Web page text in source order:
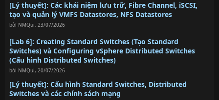
[Lý thuyết]: Các khái niệm lưu trữ, Fibre Channel, iSCSI,
tạo và quản lý VMFS Datastores, NFS Datastores
bởi NMQui, 23/07/2026
[Lab 6]: Creating Standard Switches (Tạo Standard
Switches) và Configuring vSphere Distributed Switches
(Cấu hình Distributed Switches)
bởi NMQui, 20/07/2026
[Lý thuyết]: Cấu hình Standard Switches, Distributed
Switches và các chính sách mạng